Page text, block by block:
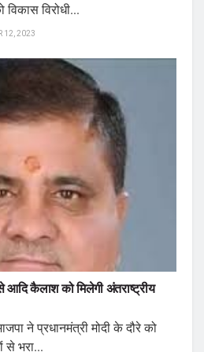
विरोधी...
12, 2023
आदि कैलाश को मिलेगी अंतराष्ट्रीय
ने प्रधानमंत्री मोदी के दौरे को
से भरा...